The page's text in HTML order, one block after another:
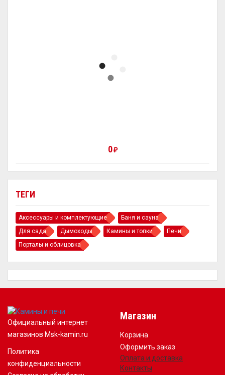
ТЕГИ
Аксессуары и комплектующие
Баня и сауна
Для сада
Дымоходы Камины и топки
Печи
Порталы и облицовка
0₽
Официальный интернет
магазинов Msk-kamin.ru
Политика
конфиденциальности
Магазин
Корзина
Оформить заказ
Оплата и доставка
Контакты